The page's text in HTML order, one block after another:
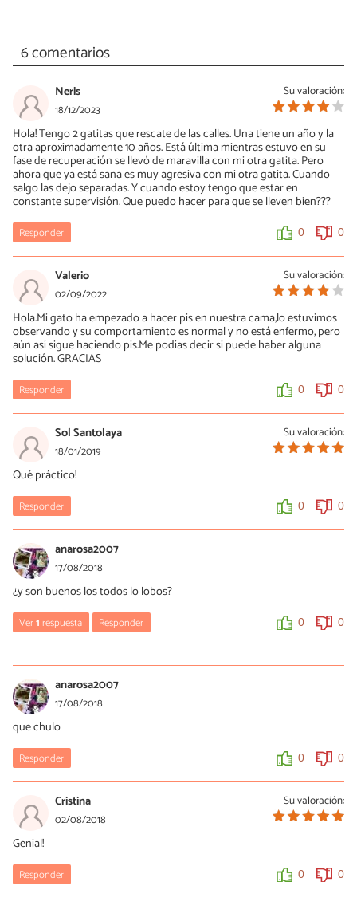
6 comentarios
Su valoración:
Neris
18/12/2023
Hola! Tengo 2 gatitas que rescate de las calles. Una tiene un año y la
otra aproximadamente 10 años. Está última mientras estuvo en su
fase de recuperación se llevó de maravilla con mi otra gatita. Pero
ahora que ya está sana es muy agresiva con mi otra gatita. Cuando
salgo las dejo separadas. Y cuando estoy tengo que estar en
constante supervisión. Que puedo hacer para que se lleven bien???
Responder 0 0
Su valoración:
Valerio
02/09/2022
Hola.Mi gato ha empezado a hacer pis en nuestra cama,lo estuvimos
observando y su comportamiento es normal y no está enfermo, pero
aún así sigue haciendo pis.Me podías decir si puede haber alguna
solución. GRACIAS
Responder 0 0
Su valoración:
Sol Santolaya
18/01/2019
Qué práctico!
Responder 0 0
anarosa2007
17/08/2018
¿y son buenos los todos lo lobos?
Ver1respuesta Responder 0 0
20/08/2018
Hola Ana Rosa,
Entiendo que hablas del artículo "¿Es cierto que los lobos atacan
los-lobos-atacan-a-las-personas-23575.html
Todos los animales actúan para defenderse a sí mismos y los
suyos, igual que hacemos los seres humanos. Sin son buenos o
no, es más una discusión filosófica.
¡Saludos!
anarosa2007
17/08/2018
que chulo
Responder 0 0
Su valoración:
Cristina
02/08/2018
Genial!
Responder 0 0